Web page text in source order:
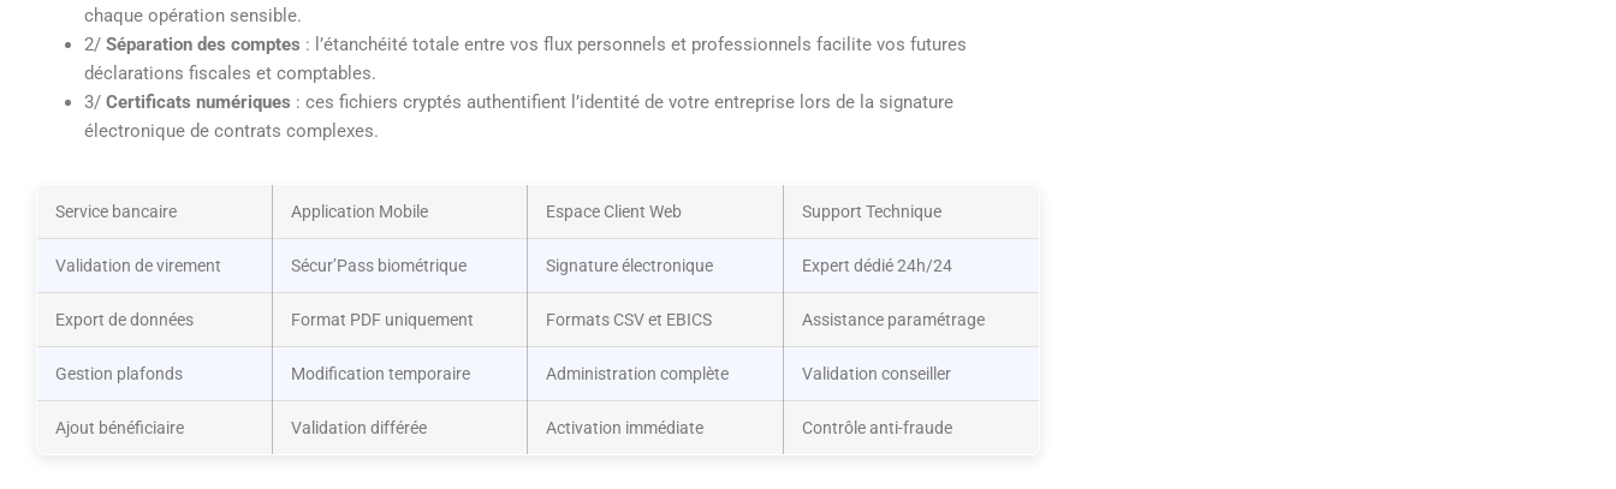
chaque opération sensible.
2/ Séparation des comptes : l’étanchéité totale entre vos flux personnels et professionnels facilite vos futures
déclarations fiscales et comptables.
3/ Certificats numériques : ces fichiers cryptés authentifient l’identité de votre entreprise lors de la signature
électronique de contrats complexes.
Service bancaire Application Mobile Espace Client Web Support Technique
Validation de virement Sécur’Pass biométrique Signature électronique Expert dédié 24h/24
Export de données Format PDF uniquement Formats CSV et EBICS Assistance paramétrage
Gestion plafonds Modification temporaire Administration complète Validation conseiller
Ajout bénéficiaire Validation différée Activation immédiate Contrôle anti-fraude